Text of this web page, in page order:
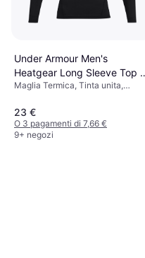
Under Armour Men's
Heatgear Long Sleeve Top -
Black/White
Maglia Termica, Tinta unita,
Elastane/Lycra/Spandex,
Poliestere, Elastico, Traspirante
23 €
O 3 pagamenti di 7,66 €
9+ negozi